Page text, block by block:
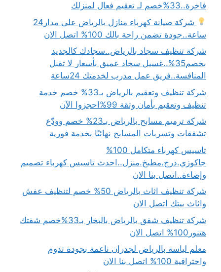
فاخرة..33%خصم لـ تعقيم فعال لمنزلك
شركة صيانة كهرباء منازل بالرياض على مدار24
ساعة..جودة تضمن راحة بالك 100% اتصل الان
شركة تنظيف سجاد بالرياض..سجادك كالجديد
بخصم35%..غسيل سجاد عميق بأسعار لا تقبل
المنافسة..فريق عمل مدرب لخدمتك 24ساعة
شركة تنظيف وتعقيم بالرياض بـ33% خصم خدمة
تنظيف وتعقيم بأمان وثقة 99%احجزوا الآن
شركة ترميم مسابح بالرياض بـ23% خصم وودّع
تشققات وتسربات المسابح نهائيًا بخدمة فورية
تاسيس كهرباء متكامل 100%
جاكوزي.درج.مطبخ.منزل..احدث تاسيس كهرباء تصميم
وإضاءة..اتصل بنا الان
شركة تنظيف اثاث بالرياض 50% خصم لتنظيف عفش
واثاث بيتك اتصل الان
شركة تنظيف شقق بالرياض بالبخار بـ33%خصم شقتك
هتنور100% اتصل الان
معلم لياسة بالرياض لجدران ناعمة بجودة تدوم
واحترافية 100% اتصل بنا الان